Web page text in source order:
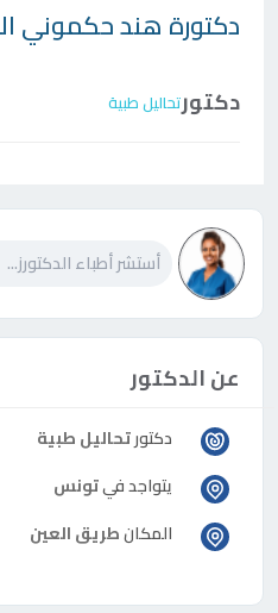
دكتورة هند حكموني
دكتورتحاليل طبية
عن الدكتور
دكتورتحاليل طبية
يتواجد فيتونس
المكانطريق العين